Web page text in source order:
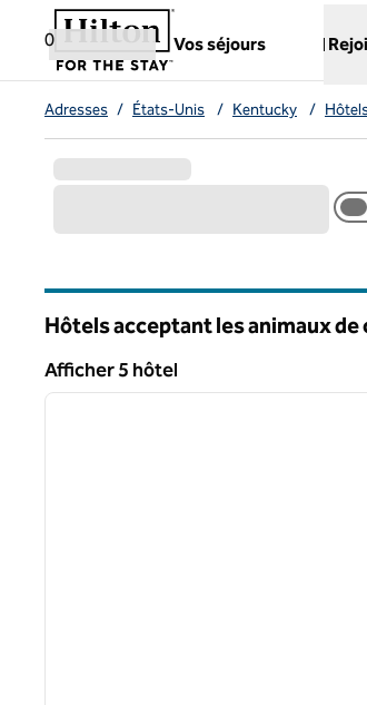
Aller directement au contenu
0
Vos séjours
,ouvre un nouvel onglet
Adresses / États-Unis / Kentucky /
Hôtels acceptant les animaux de
Afficher 5 hôtel
Afficher 5 hôtel
1 sur 11